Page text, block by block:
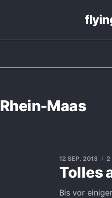
Rhein-Maas
Tolles
12 SEP. 2013 2
Bis vor